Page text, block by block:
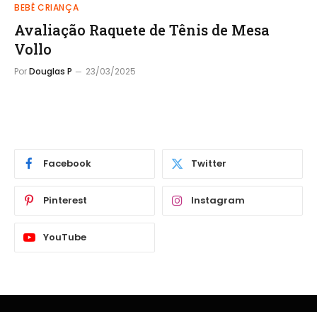
BEBÊ CRIANÇA
Avaliação Raquete de Tênis de Mesa
Vollo
PorDouglas P 23/03/2025
Facebook Twitter
Pinterest Instagram
YouTube